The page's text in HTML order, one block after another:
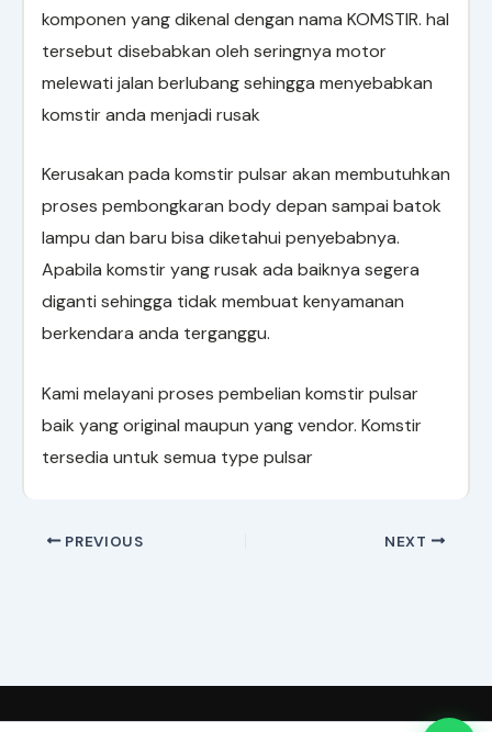
komponen yang dikenal dengan nama KOMSTIR. hal
tersebut disebabkan oleh seringnya motor
melewati jalan berlubang sehingga menyebabkan
komstir anda menjadi rusak
Kerusakan pada komstir pulsar akan membutuhkan
proses pembongkaran body depan sampai batok
lampu dan baru bisa diketahui penyebabnya.
Apabila komstir yang rusak ada baiknya segera
diganti sehingga tidak membuat kenyamanan
berkendara anda terganggu.
Kami melayani proses pembelian komstir pulsar
baik yang original maupun yang vendor. Komstir
tersedia untuk semua type pulsar
PREVIOUS NEXT